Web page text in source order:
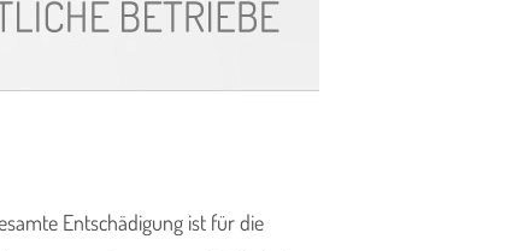
Entschädigung ist für die